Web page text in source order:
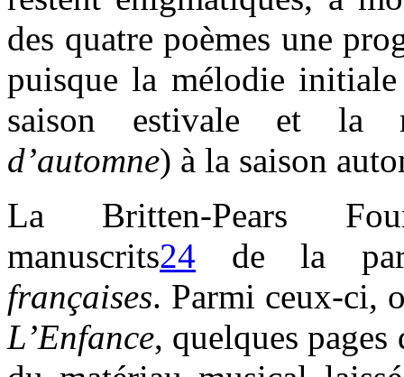
des quatre poèmes une
puisque la mélodie
saison estivale et la
d’automne) à la saison
La Britten-Pears
manuscrits24 de la
françaises. Parmi ceux-ci,
L’Enfance, quelques pages